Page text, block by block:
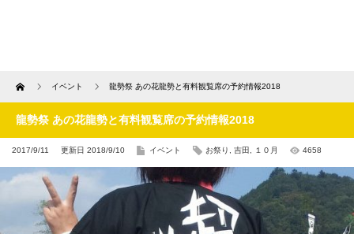
Home イベント 龍勢祭 あの花龍勢と有料観覧席の予約情報2018
龍勢祭 あの花龍勢と有料観覧席の予約情報2018
2017/9/11 更新日 2018/9/10 イベント お祭り 吉田 １０月 4658